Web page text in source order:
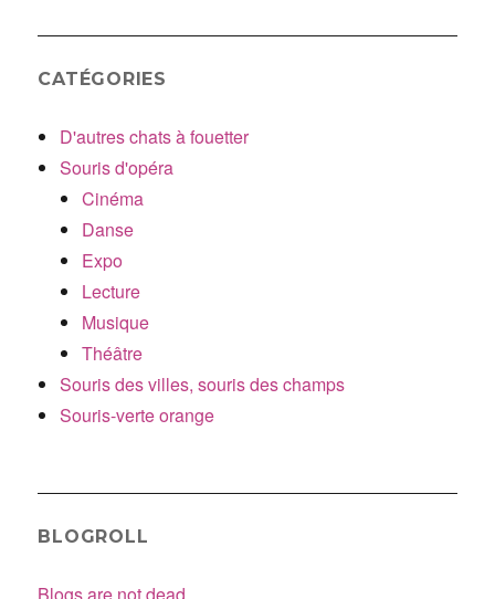
CATÉGORIES
D'autres chats à fouetter
Souris d'opéra
Cinéma
Danse
Expo
Lecture
Musique
Théâtre
Souris des villes, souris des champs
Souris-verte orange
BLOGROLL
Blogs are not dead